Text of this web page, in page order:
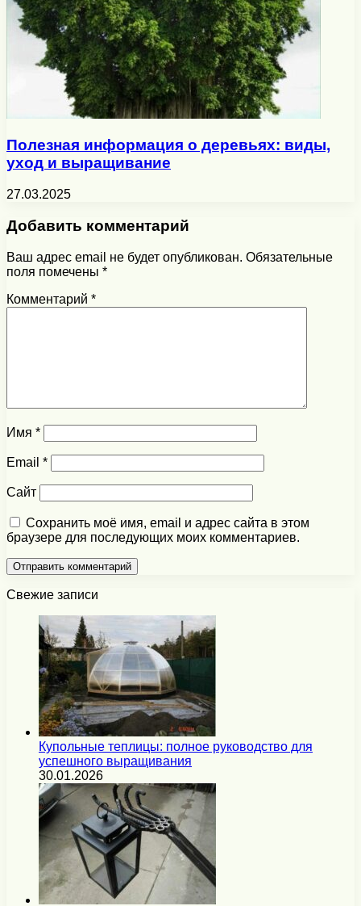
Полезная информация о деревьях: виды,
уход и выращивание
27.03.2025
Добавить комментарий
Ваш адрес email не будет опубликован. Обязательные
поля помечены *
Комментарий *
Имя *
Email *
Сайт
Сохранить моё имя, email и адрес сайта в этом
браузере для последующих моих комментариев.
Свежие записи
Купольные теплицы: полное руководство для
успешного выращивания
30.01.2026